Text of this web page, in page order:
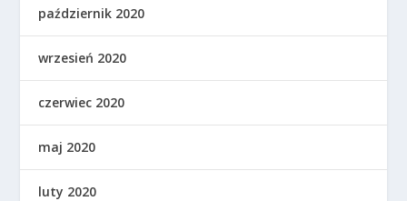
październik 2020
wrzesień 2020
czerwiec 2020
maj 2020
luty 2020